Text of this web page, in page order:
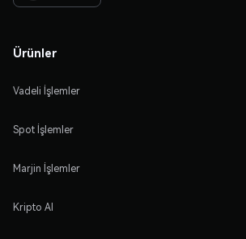
Ürünler
Vadeli İşlemler
Spot İşlemler
Marjin İşlemler
Kripto Al